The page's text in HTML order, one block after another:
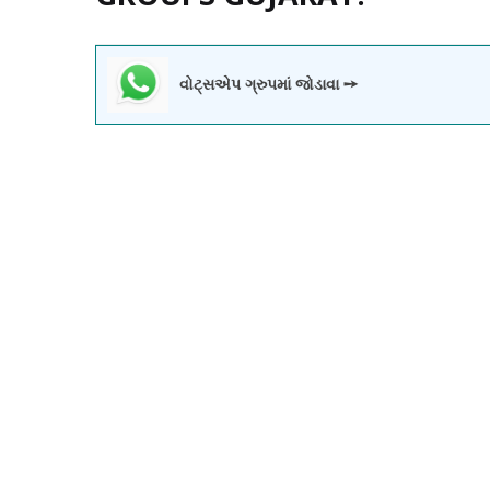
વોટ્સએપ ગ્રુપમાં જોડાવા ➙